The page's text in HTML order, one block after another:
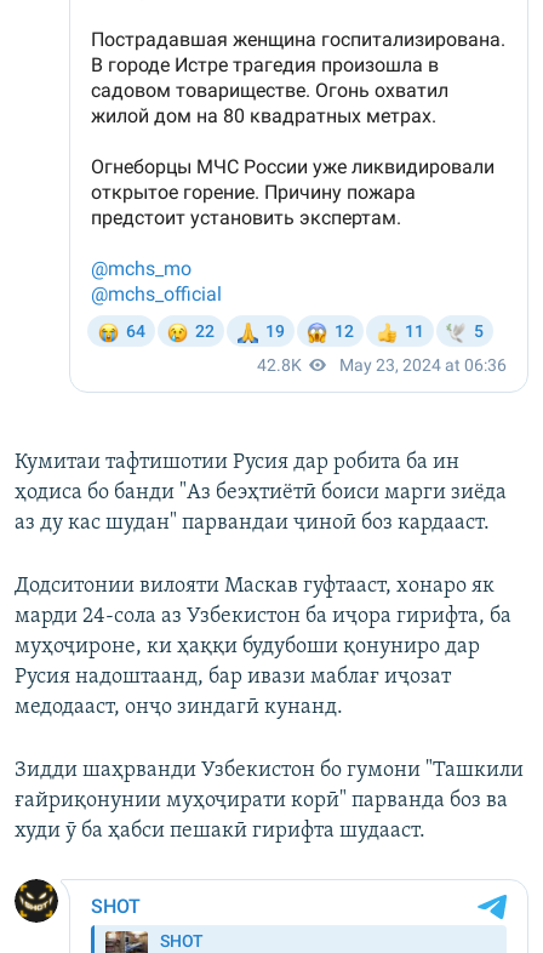
Кумитаи тафтишотии Русия дар робита ба ин
ҳодиса бо банди "Аз беэҳтиётӣ боиси марги зиёда
аз ду кас шудан" парвандаи ҷиноӣ боз кардааст.
Додситонии вилояти Маскав гуфтааст, хонаро як
марди 24-сола аз Узбекистон ба иҷора гирифта, ба
муҳоҷироне, ки ҳаққи будубоши қонуниро дар
Русия надоштаанд, бар ивази маблағ иҷозат
медодааст, онҷо зиндагӣ кунанд.
Зидди шаҳрванди Узбекистон бо гумони "Ташкили
ғайриқонунии муҳоҷирати корӣ" парванда боз ва
худи ӯ ба ҳабси пешакӣ гирифта шудааст.